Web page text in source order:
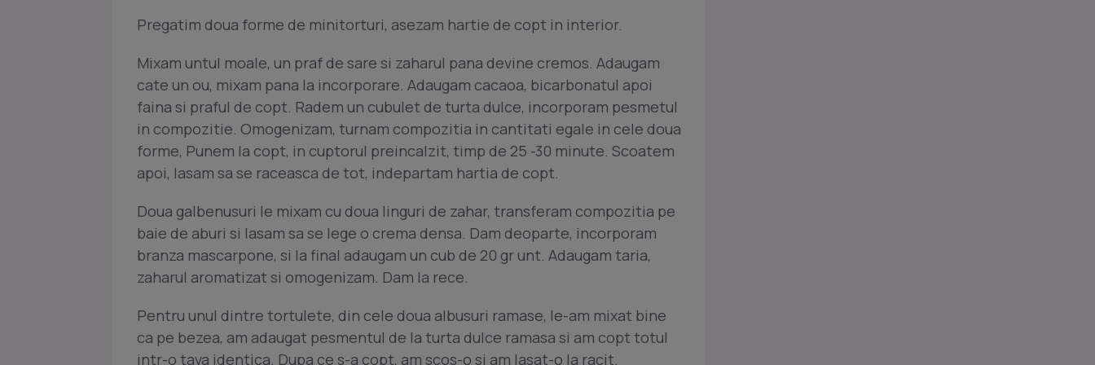
Pregatim doua forme de minitorturi, asezam hartie de copt in interior.
Mixam untul moale, un praf de sare si zaharul pana devine cremos. Adaugam
cate un ou, mixam pana la incorporare. Adaugam cacaoa, bicarbonatul apoi
faina si praful de copt. Radem un cubulet de turta dulce, incorporam pesmetul
in compozitie. Omogenizam, turnam compozitia in cantitati egale in cele doua
forme, Punem la copt, in cuptorul preincalzit, timp de 25 -30 minute. Scoatem
apoi, lasam sa se raceasca de tot, indepartam hartia de copt.
Doua galbenusuri le mixam cu doua linguri de zahar, transferam compozitia pe
baie de aburi si lasam sa se lege o crema densa. Dam deoparte, incorporam
branza mascarpone, si la final adaugam un cub de 20 gr unt. Adaugam taria,
zaharul aromatizat si omogenizam. Dam la rece.
Pentru unul dintre tortulete, din cele doua albusuri ramase, le-am mixat bine
ca pe bezea, am adaugat pesmentul de la turta dulce ramasa si am copt totul
intr-o tava identica. Dupa ce s-a copt, am scos-o si am lasat-o la racit.